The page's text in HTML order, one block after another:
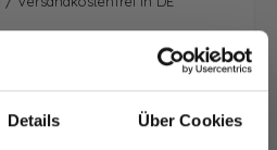
Details Über Cookies